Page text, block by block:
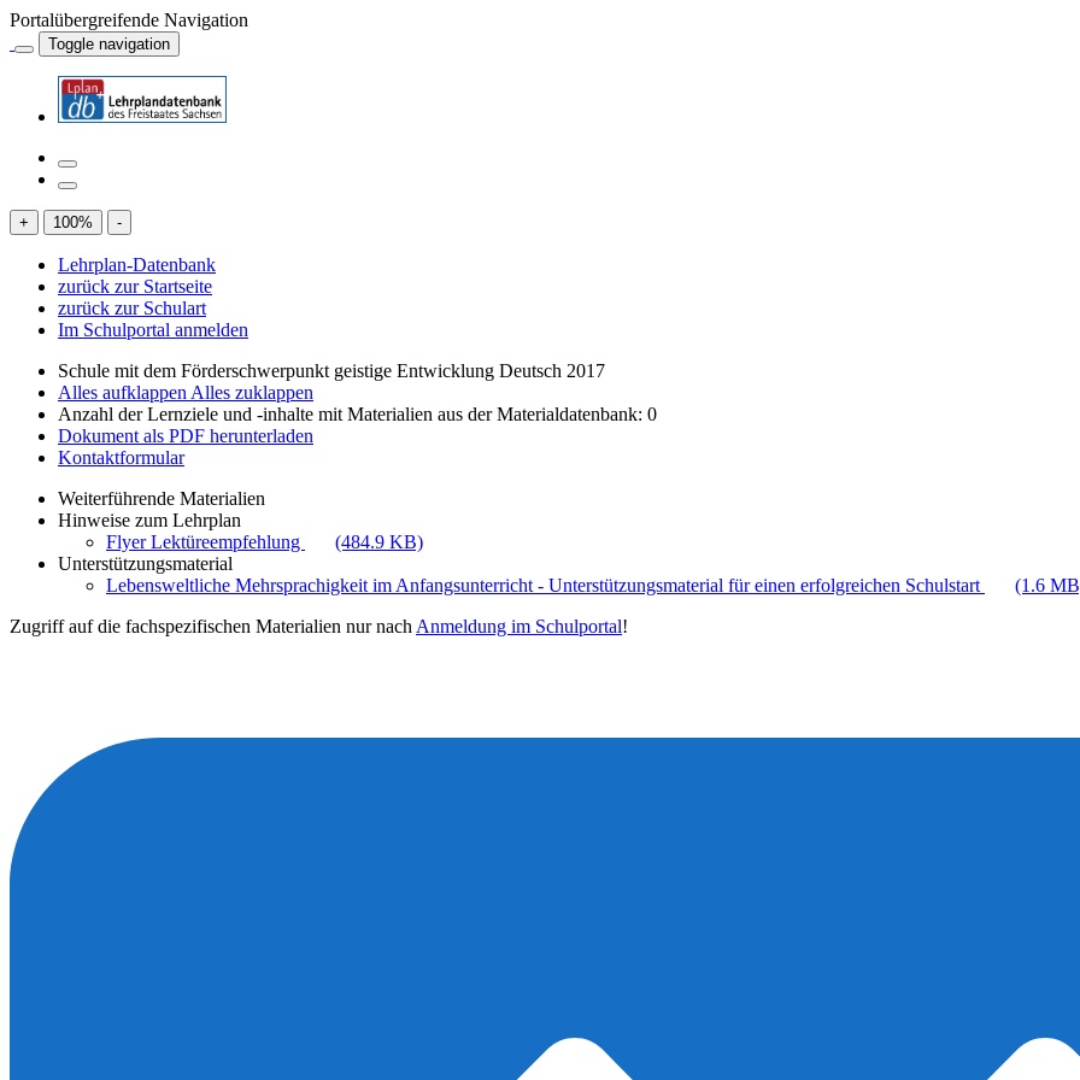
Portalübergreifende Navigation
Toggle navigation
+ 100% -
Lehrplan-Datenbank
zurück zur Startseite
zurück zur Schulart
Im Schulportal anmelden
Schule mit dem Förderschwerpunkt geistige Entwicklung Deutsch 2017
Alles aufklappen Alles zuklappen
Anzahl der Lernziele und -inhalte mit Materialien aus der Materialdatenbank: 0
Dokument als PDF herunterladen
Kontaktformular
Weiterführende Materialien
Hinweise zum Lehrplan
Flyer Lektüreempfehlung
(484.9 KB)
Unterstützungsmaterial
Lebensweltliche Mehrsprachigkeit im Anfangsunterricht - Unterstützungsmaterial für einen erfolgreichen Schulstart
(1.6
Zugriff auf die fachspezifischen Materialien nur nach Anmeldung im Schulportal!